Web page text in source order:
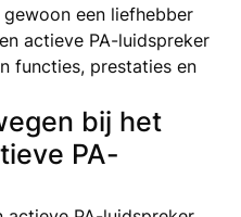
een liefhebber
actieve PA-luidspreker
functies, prestaties en
bij het
PA-